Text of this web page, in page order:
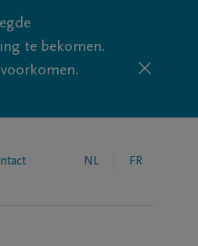
te bekomen.
NL FR